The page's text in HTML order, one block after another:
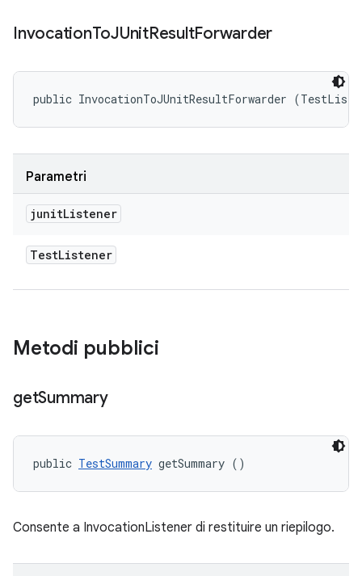
InvocationToJUnitResultForwarder
public InvocationToJUnitResultForwarder
Parametri
junitListener
TestListener
Metodi pubblici
getSummary
public TestSummary getSummary ()
Consente a InvocationListener di restituire un riepilogo.